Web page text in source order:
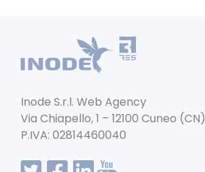
o
o
k
p
p
n
Inode S.r.l. Web Agency
Via Chiapello, 1 – 12100 Cuneo (CN)
P.IVA: 02814460040